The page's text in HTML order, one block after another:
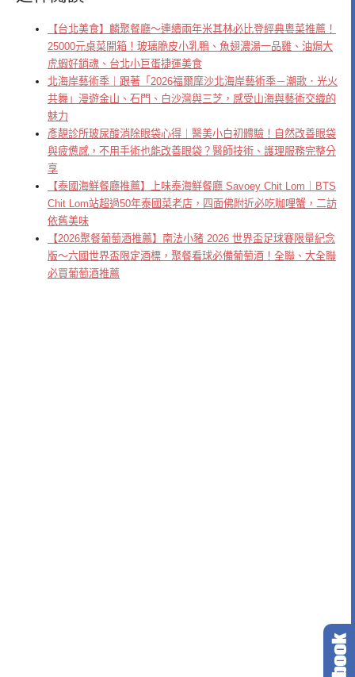
【台北美食】麟聚餐廳～連續兩年米其林必比登經典粵菜推薦！
25000元桌菜開箱！玻璃脆皮小乳鴨、魚翅濃湯一品雞、油焗大
虎蝦好銷魂、台北小巨蛋捷運美食
北海岸藝術季｜跟著「2026福爾摩沙北海岸藝術季－潮歌．光火
共舞」漫遊金山、石門、白沙灣與三芝，感受山海與藝術交織的
魅力
彥靚診所玻尿酸消除眼袋心得｜醫美小白初體驗！自然改善眼袋
與疲憊感，不用手術也能改善眼袋？醫師技術、護理服務完整分
享
【泰國海鮮餐廳推薦】上味泰海鮮餐廳 Savoey Chit Lom｜BTS
Chit Lom站超過50年泰國菜老店，四面佛附近必吃咖哩蟹，二訪
依舊美味
【2026聚餐葡萄酒推薦】南法小豬 2026 世界盃足球賽限量紀念
版～六國世界盃限定酒標，聚餐看球必備葡萄酒！全聯、大全聯
必買葡萄酒推薦